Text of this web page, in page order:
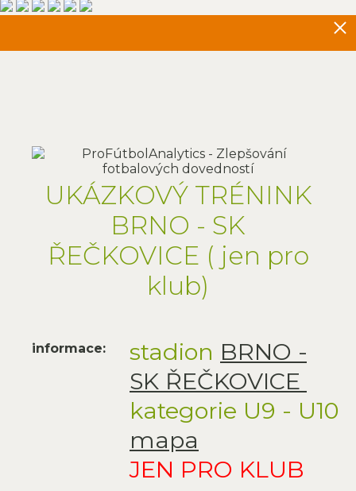
UKÁZKOVÝ TRÉNINK
BRNO - SK
ŘEČKOVICE ( jen pro
klub)
informace: stadion BRNO -
SK ŘEČKOVICE
kategorie U9 - U10
mapa
JEN PRO KLUB